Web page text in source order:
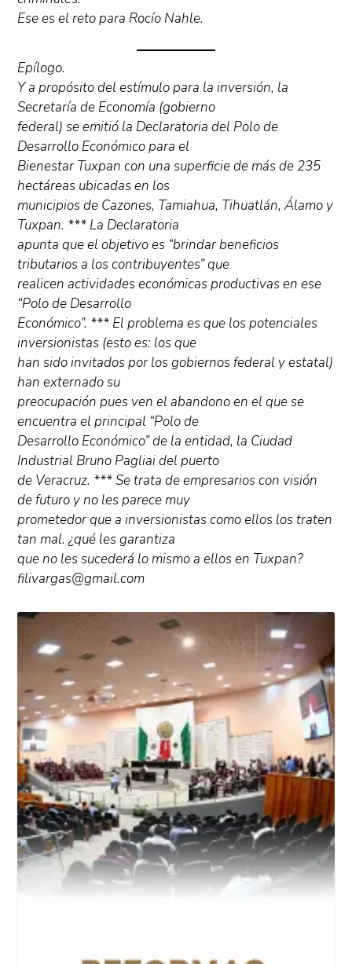
Ese es el reto para Rocío Nahle.
Epílogo.
Y a propósito del estímulo para la inversión, la
Secretaría de Economía (gobierno
federal) se emitió la Declaratoria del Polo de
Desarrollo Económico para el
Bienestar Tuxpan con una superficie de más de 235
hectáreas ubicadas en los
municipios de Cazones, Tamiahua, Tihuatlán, Álamo y
Tuxpan. *** La Declaratoria
apunta que el objetivo es “brindar beneficios
tributarios a los contribuyentes” que
realicen actividades económicas productivas en ese
“Polo de Desarrollo
Económico”. *** El problema es que los potenciales
inversionistas (esto es: los que
han sido invitados por los gobiernos federal y estatal)
han externado su
preocupación pues ven el abandono en el que se
encuentra el principal “Polo de
Desarrollo Económico” de la entidad, la Ciudad
Industrial Bruno Pagliai del puerto
de Veracruz. *** Se trata de empresarios con visión
de futuro y no les parece muy
prometedor que a inversionistas como ellos los traten
tan mal. ¿qué les garantiza
que no les sucederá lo mismo a ellos en Tuxpan?
filivargas@gmail.com